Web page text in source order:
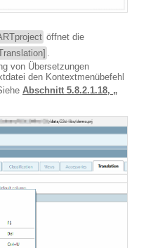
öffnet die
von Übersetzungen
den Kontextmenübefehl
Abschnitt 5.8.2.1.18, „